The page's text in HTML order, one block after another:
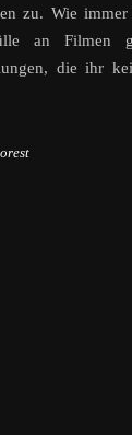
zu. Wie
an Filmen
die ihr